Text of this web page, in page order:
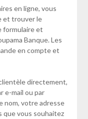
en ligne, vous
et trouver le
formulaire et
Banque. Les
en compte et
directement,
e-mail ou par
nom, votre adresse
que vous souhaitez